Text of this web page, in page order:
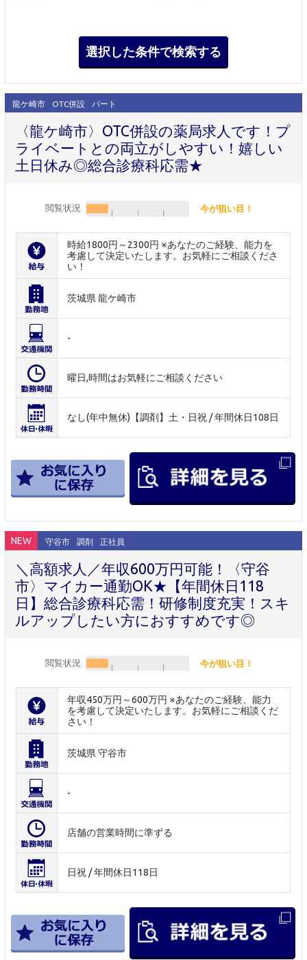
龍ケ崎市 OTC併設 パート
〈龍ケ崎市〉OTC併設の薬局求人です！プ
ライベートとの両立がしやすい！嬉しい
土日休み◎総合診療科応需★
閲覧状況 今が狙い目！
時給1800円～2300円 ※あなたのご経験、能力を
考慮して決定いたします。お気軽にご相談くださ
い！
茨城県 龍ケ崎市
-
曜日,時間はお気軽にご相談ください
なし(年中無休)【調剤】土・日祝 / 年間休日108日
NEW 守谷市 調剤 正社員
＼高額求人／年収600万円可能！〈守谷
市〉マイカー通勤OK★【年間休日118
日】総合診療科応需！研修制度充実！スキ
ルアップしたい方におすすめです◎
閲覧状況 今が狙い目！
年収450万円～600万円 ※あなたのご経験、能力
を考慮して決定いたします。お気軽にご相談くだ
さい！
茨城県 守谷市
-
店舗の営業時間に準ずる
日祝 / 年間休日118日